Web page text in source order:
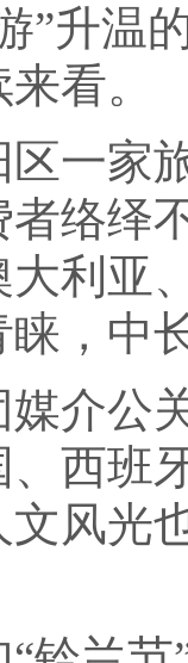
温的
看。
家旅
络绎
利亚
睐，中
公关
西班
风光